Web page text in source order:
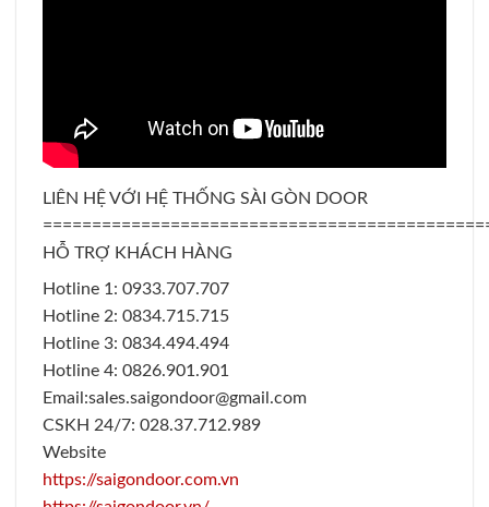
LIÊN HỆ VỚI HỆ THỐNG SÀI GÒN DOOR
HỖ TRỢ KHÁCH HÀNG
Hotline 1: 0933.707.707
Hotline 2: 0834.715.715
Hotline 3: 0834.494.494
Hotline 4: 0826.901.901
Email:sales.saigondoor@gmail.com
CSKH 24/7: 028.37.712.989
Website
https://saigondoor.com.vn